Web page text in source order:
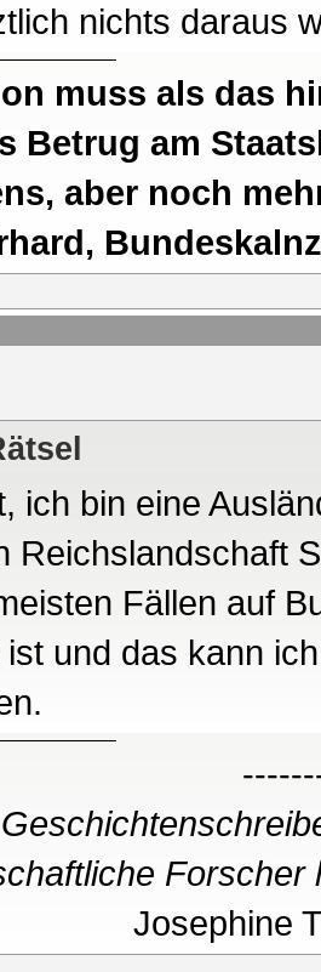
nichts daraus
muss als das
Betrug am
aber noch
ich bin eine
Reichslandschaft
Fällen auf
und das kann
Josephine